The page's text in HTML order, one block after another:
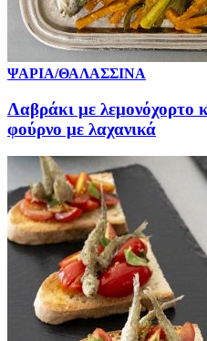
ΨΑΡΙΑ/ΘΑΛΑΣΣΙΝΑ
Λαβράκι με λεμονόχορτο
φούρνο με λαχανικά